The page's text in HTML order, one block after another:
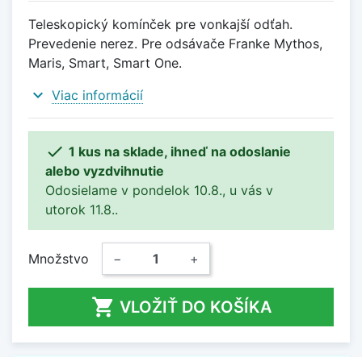
Teleskopický komínček pre vonkajší odťah.
Prevedenie nerez. Pre odsávače Franke Mythos,
Maris, Smart, Smart One.
expand_more Viac informácií
 1 kus na sklade, ihneď na odoslanie
alebo vyzdvihnutie
Odosielame v pondelok 10.8., u vás v
utorok 11.8..
Množstvo − +
 VLOŽIŤ DO KOŠÍKA